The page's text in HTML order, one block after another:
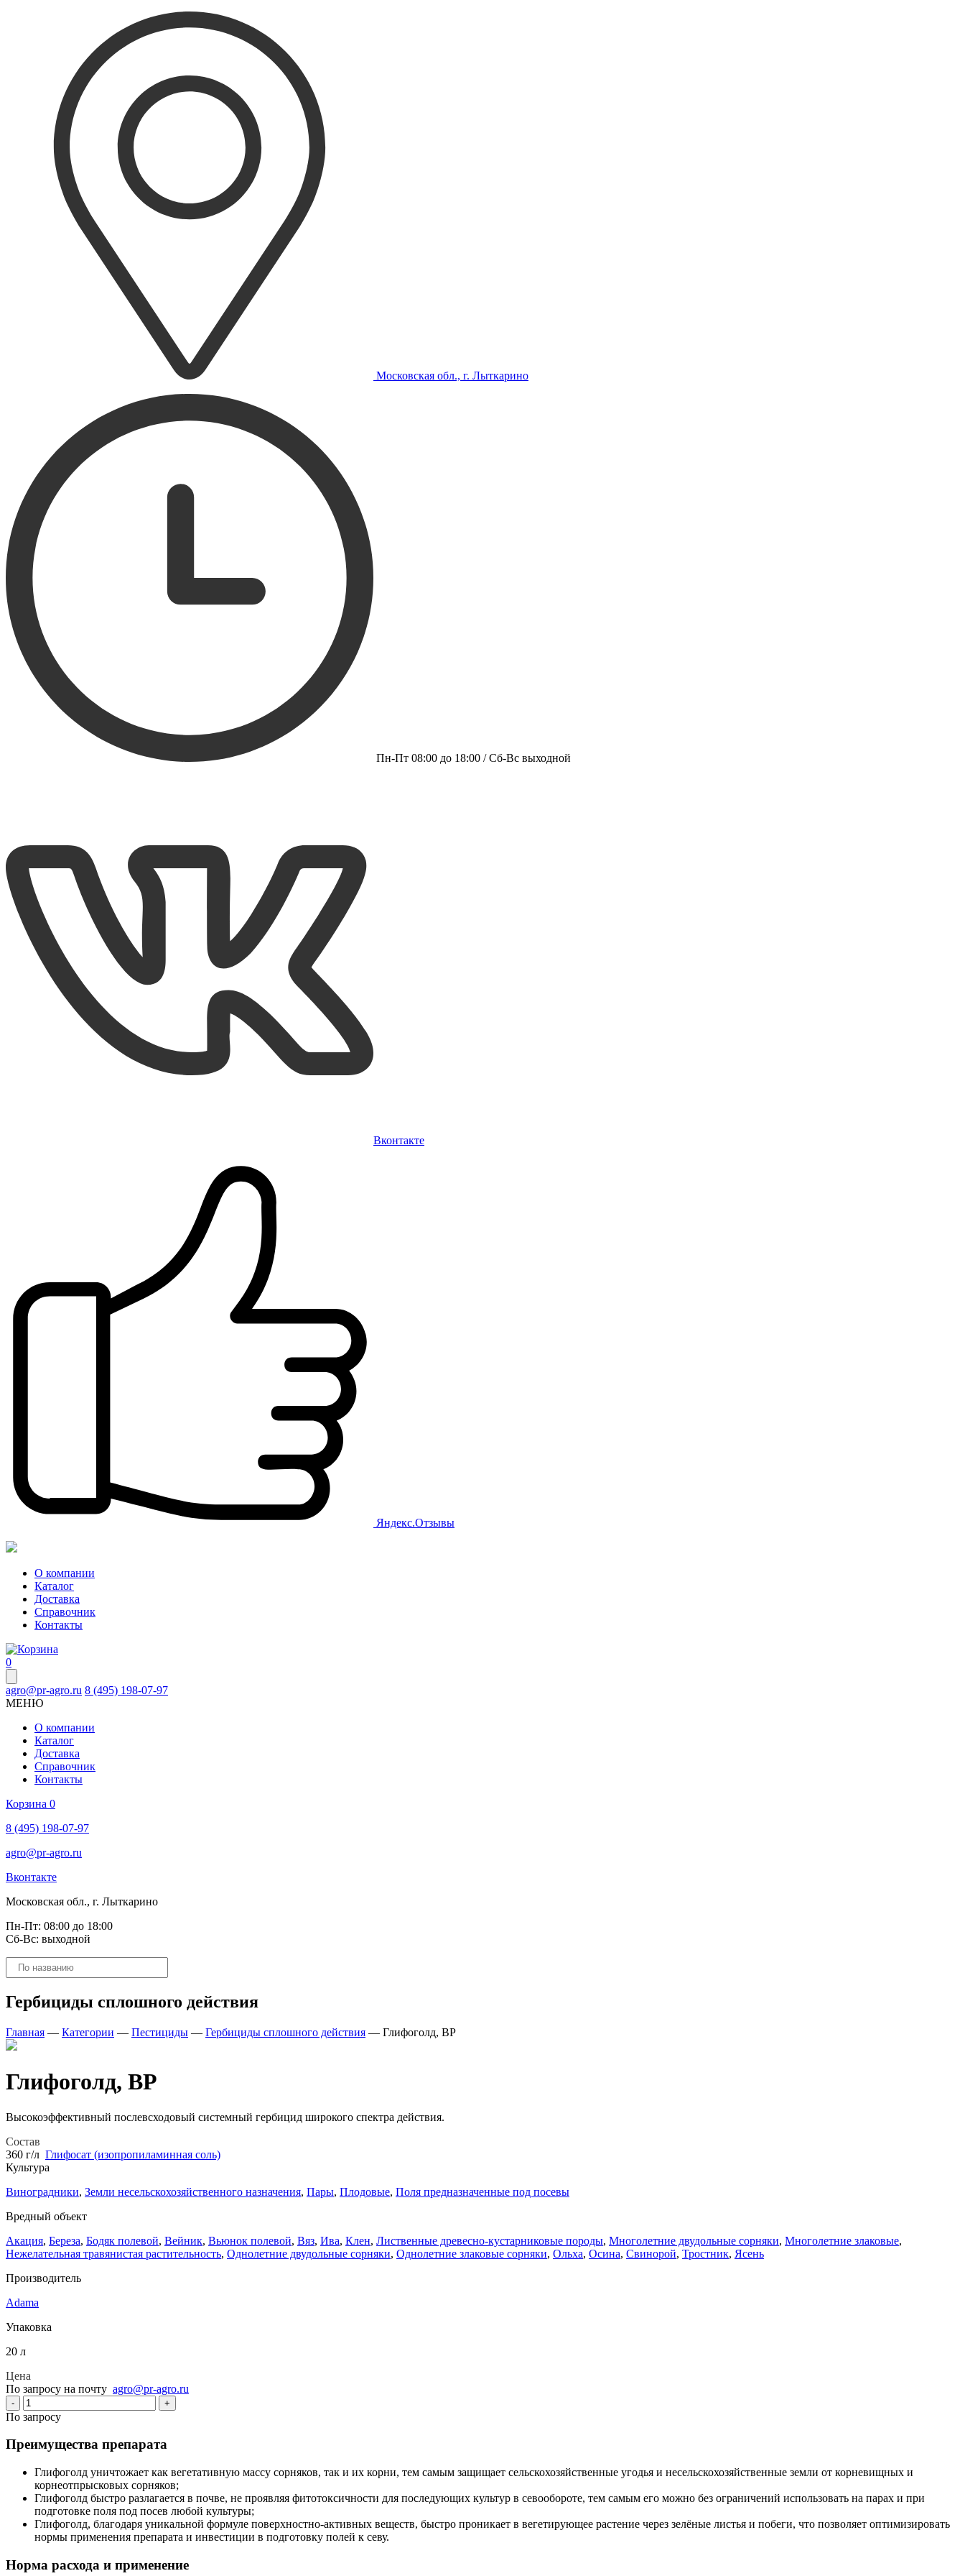
Московская обл., г. Лыткарино
Пн-Пт 08:00 до 18:00 / Сб-Вс выходной
Вконтакте
Яндекс.Отзывы
О компании
Каталог
Доставка
Справочник
Контакты
0
agro@pr-agro.ru 8 (495) 198-07-97
МЕНЮ
О компании
Каталог
Доставка
Справочник
Контакты
Корзина 0
8 (495) 198-07-97
agro@pr-agro.ru
Вконтакте
Московская обл., г. Лыткарино
Пн-Пт: 08:00 до 18:00
Сб-Вс: выходной
Поиск
товаров
Гербициды сплошного действия
Главная — Категории — Пестициды — Гербициды сплошного действия — Глифоголд, ВР
Глифоголд, ВР
Высокоэффективный послевсходовый системный гербицид широкого спектра действия.
Состав
360 г/л Глифосат (изопропиламинная соль)
Культура
Виноградники, Земли несельскохозяйственного назначения, Пары, Плодовые, Поля предназначенные под посевы
Вредный объект
Акация, Береза, Бодяк полевой, Вейник, Вьюнок полевой, Вяз, Ива, Клен, Лиственные древесно-кустарниковые породы, Многолетние двудольные сорняки, Многолетние злаковые,
Нежелательная травянистая растительность, Однолетние двудольные сорняки, Однолетние злаковые сорняки, Ольха, Осина, Свинорой, Тростник, Ясень
Производитель
Adama
Упаковка
20 л
Цена
По запросу на почту agro@pr-agro.ru
- +
По запросу
Преимущества препарата
Глифоголд уничтожает как вегетативную массу сорняков, так и их корни, тем самым защищает сельскохозяйственные угодья и несельскохозяйственные земли от корневищных и
корнеотпрысковых сорняков;
Глифоголд быстро разлагается в почве, не проявляя фитотоксичности для последующих культур в севообороте, тем самым его можно без ограничений использовать на парах и при
подготовке поля под посев любой культуры;
Глифоголд, благодаря уникальной формуле поверхностно-активных веществ, быстро проникает в вегетирующее растение через зелёные листья и побеги, что позволяет оптимизировать
нормы применения препарата и инвестиции в подготовку полей к севу.
Норма расхода и применение